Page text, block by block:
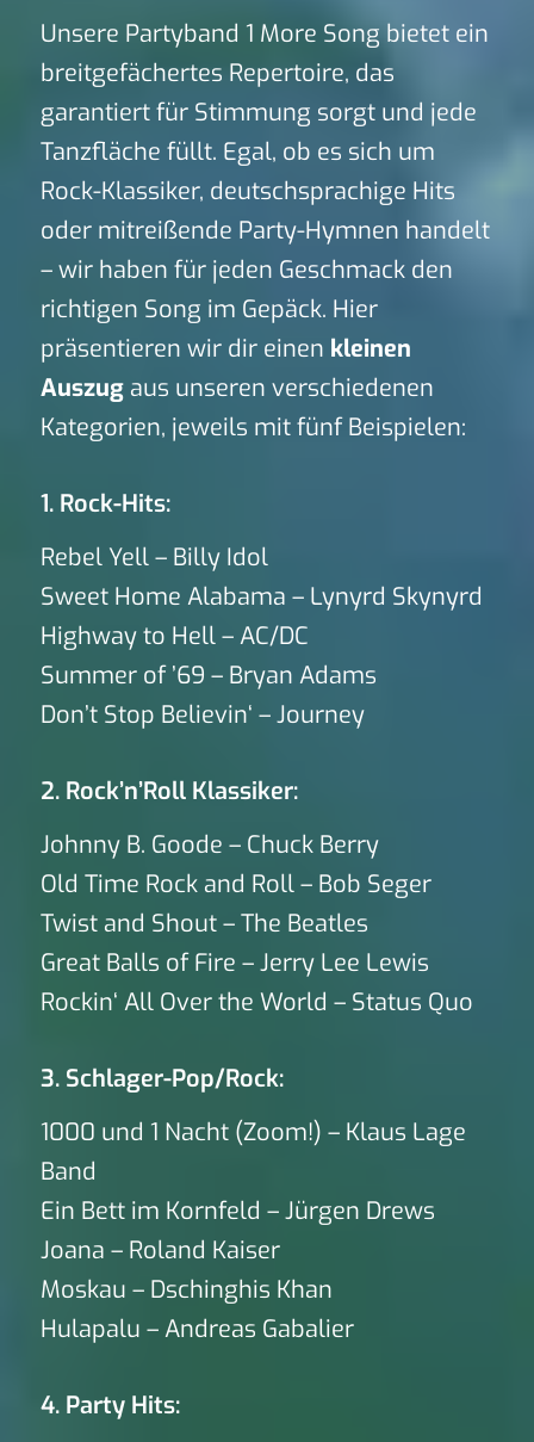
Unsere Partyband 1 More Song bietet ein
breitgefächertes Repertoire, das
garantiert für Stimmung sorgt und jede
Tanzfläche füllt. Egal, ob es sich um
Rock-Klassiker, deutschsprachige Hits
oder mitreißende Party-Hymnen handelt
– wir haben für jeden Geschmack den
richtigen Song im Gepäck. Hier
präsentieren wir dir einen kleinen
Auszugaus unseren verschiedenen
Kategorien, jeweils mit fünf Beispielen:
1. Rock-Hits:
Rebel Yell – Billy Idol
Sweet Home Alabama – Lynyrd Skynyrd
Highway to Hell – AC/DC
Summer of ’69 – Bryan Adams
Don’t Stop Believin‘ – Journey
2. Rock’n’Roll Klassiker:
Johnny B. Goode – Chuck Berry
Old Time Rock and Roll – Bob Seger
Twist and Shout – The Beatles
Great Balls of Fire – Jerry Lee Lewis
Rockin‘ All Over the World – Status Quo
3. Schlager-Pop/Rock:
1000 und 1 Nacht (Zoom!) – Klaus Lage
Band
Ein Bett im Kornfeld – Jürgen Drews
Joana – Roland Kaiser
Moskau – Dschinghis Khan
Hulapalu – Andreas Gabalier
4. Party Hits: